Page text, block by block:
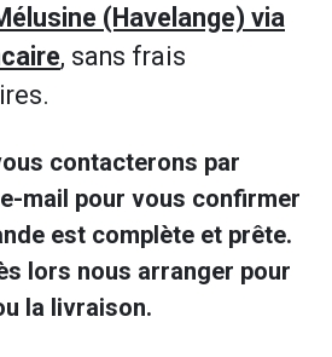
(Havelange) via
, sans frais
contacterons par
mail pour vous confirmer
est complète et prête.
lors nous arranger pour
la livraison.